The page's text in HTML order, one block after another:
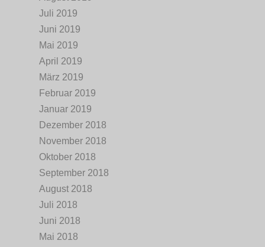
Juli 2019
Juni 2019
Mai 2019
April 2019
März 2019
Februar 2019
Januar 2019
Dezember 2018
November 2018
Oktober 2018
September 2018
August 2018
Juli 2018
Juni 2018
Mai 2018